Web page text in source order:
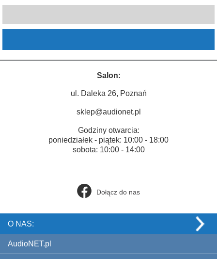
Salon:
ul. Daleka 26, Poznań
sklep@audionet.pl
Godziny otwarcia:
poniedziałek - piątek: 10:00 - 18:00
sobota: 10:00 - 14:00
Dołącz do nas
O NAS:
AudioNET.pl